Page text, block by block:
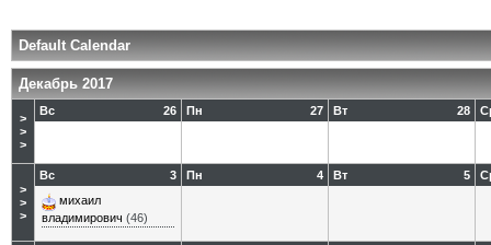
Default Calendar
Декабрь 2017
>
>
>
26
Вс 27
Пн 28
Вт
>
>
>
3
Вс
михаил
владимирович (46)
4
Пн 5
Вт